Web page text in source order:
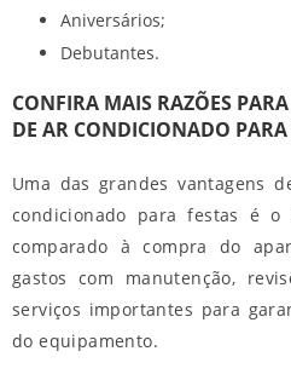
Aniversários;
Debutantes.
CONFIRA MAIS RAZÕES
DE AR CONDICIONADO PARA
Uma das grandes vantagens
condicionado para festas é o
comparado à compra do
gastos com manutenção,
serviços importantes para
do equipamento.